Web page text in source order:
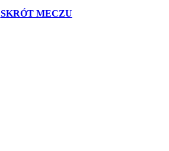
SKRÓT MECZU